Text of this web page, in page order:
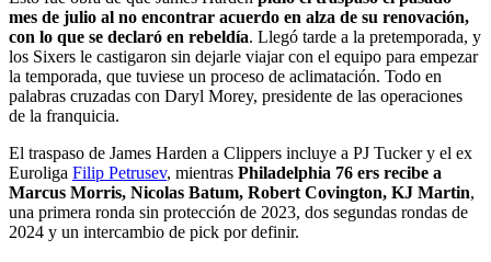
mes de julio al no encontrar acuerdo en alza de su renovación,
con lo que se declaró en rebeldía. Llegó tarde a la pretemporada, y
los Sixers le castigaron sin dejarle viajar con el equipo para empezar
la temporada, que tuviese un proceso de aclimatación. Todo en
palabras cruzadas con Daryl Morey, presidente de las operaciones
de la franquicia.
El traspaso de James Harden a Clippers incluye a PJ Tucker y el ex
Euroliga Filip Petrusev, mientras Philadelphia 76 ers recibe a
Marcus Morris, Nicolas Batum, Robert Covington, KJ Martin,
una primera ronda sin protección de 2023, dos segundas rondas de
2024 y un intercambio de pick por definir.